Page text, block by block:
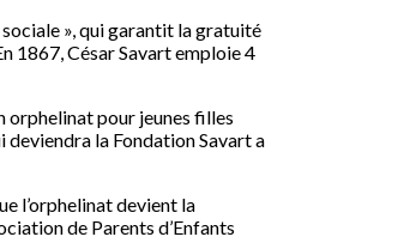
», qui garantit la gratuité
1867, César Savart emploie 4
orphelinat pour jeunes filles
la Fondation Savart a
l’orphelinat devient la
de Parents d’Enfants